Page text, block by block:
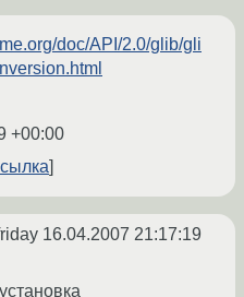
doc/API/2.0/glib/gli
+00:00
16.04.2007 21:17:19